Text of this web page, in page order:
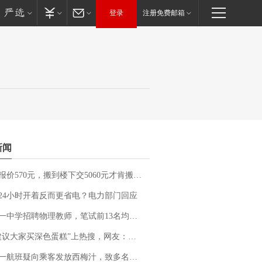
登录 注册免费邮箱
570元，搬到楼下交5060元才肯搬上楼！女子傻眼了……
小时开着反而更省电？电力部门回应
聘物理教师，笔试前13名均遭淘汰？教育局：已叫停招聘，成立调查组全面核查
大家买深色蛋糕”上热搜，网友：天塌了！
发放西梅汁，致多名乘客在飞行途中排队上厕所！乘客：机上100多人只有2个厕所；客服回应：并非每架飞机都会发放西梅汁